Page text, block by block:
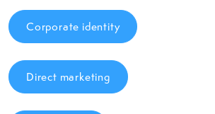
Corporate identity
Direct marketing